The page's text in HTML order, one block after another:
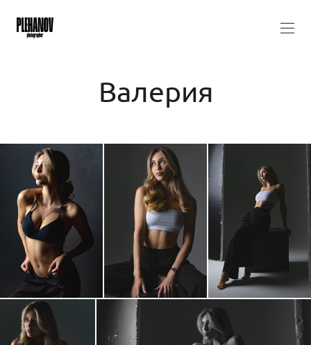
Валерия